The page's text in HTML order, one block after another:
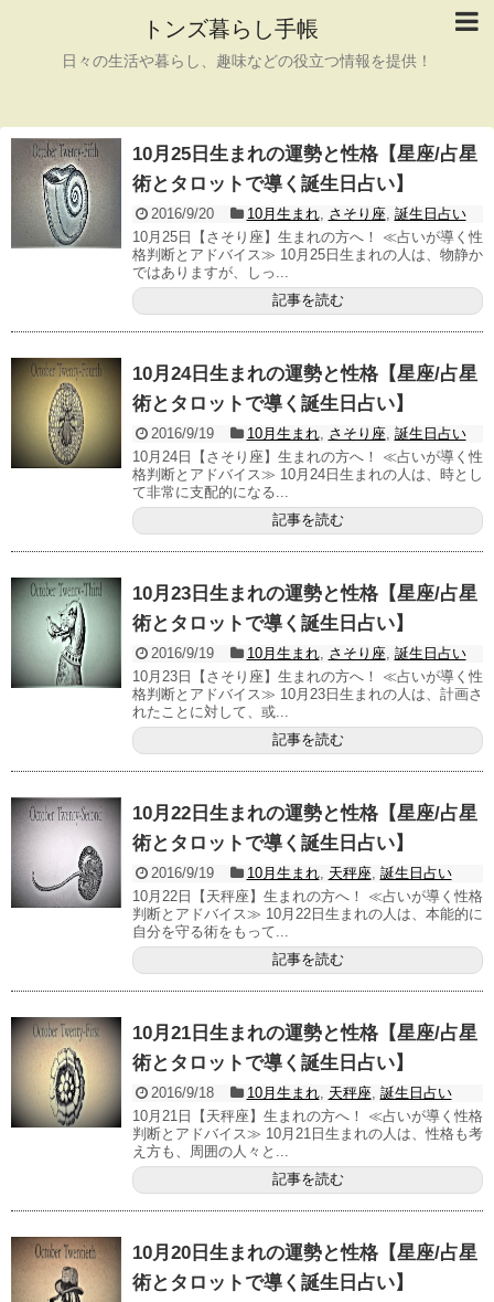
トンズ暮らし手帳
日々の生活や暮らし、趣味などの役立つ情報を提供！
10月25日生まれの運勢と性格【星座/占星
術とタロットで導く誕生日占い】
2016/9/20 10月生まれ, さそり座, 誕生日占い
10月25日【さそり座】生まれの方へ！ ≪占いが導く性
格判断とアドバイス≫ 10月25日生まれの人は、物静か
ではありますが、しっ...
記事を読む
10月24日生まれの運勢と性格【星座/占星
術とタロットで導く誕生日占い】
2016/9/19 10月生まれ, さそり座, 誕生日占い
10月24日【さそり座】生まれの方へ！ ≪占いが導く性
格判断とアドバイス≫ 10月24日生まれの人は、時とし
て非常に支配的になる...
記事を読む
10月23日生まれの運勢と性格【星座/占星
術とタロットで導く誕生日占い】
2016/9/19 10月生まれ, さそり座, 誕生日占い
10月23日【さそり座】生まれの方へ！ ≪占いが導く性
格判断とアドバイス≫ 10月23日生まれの人は、計画さ
れたことに対して、或...
記事を読む
10月22日生まれの運勢と性格【星座/占星
術とタロットで導く誕生日占い】
2016/9/19 10月生まれ, 天秤座, 誕生日占い
10月22日【天秤座】生まれの方へ！ ≪占いが導く性格
判断とアドバイス≫ 10月22日生まれの人は、本能的に
自分を守る術をもって...
記事を読む
10月21日生まれの運勢と性格【星座/占星
術とタロットで導く誕生日占い】
2016/9/18 10月生まれ, 天秤座, 誕生日占い
10月21日【天秤座】生まれの方へ！ ≪占いが導く性格
判断とアドバイス≫ 10月21日生まれの人は、性格も考
え方も、周囲の人々と...
記事を読む
10月20日生まれの運勢と性格【星座/占星
術とタロットで導く誕生日占い】